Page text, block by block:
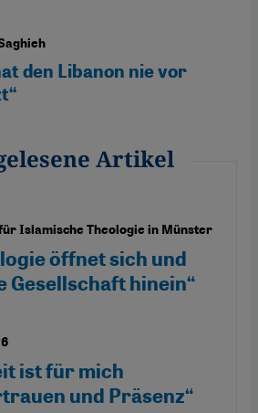
den Libanon nie vor
Artikel
Islamische Theologie in Münster
öffnet sich und
Gesellschaft hinein“
ist für mich
und Präsenz“